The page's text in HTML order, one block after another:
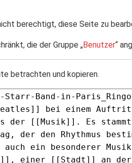
berechtigt, diese Seite zu
die der Gruppe „Benutzer“
betrachten und kopieren.